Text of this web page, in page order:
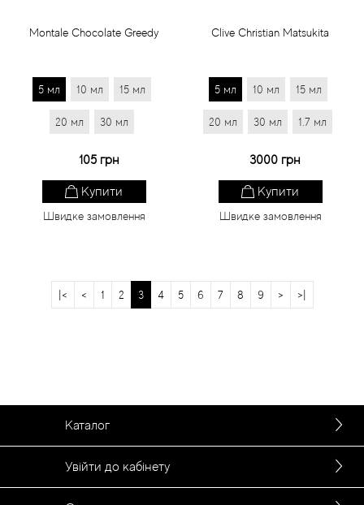
Montale Chocolate Greedy
5 мл 10 мл 15 мл
20 мл 30 мл
105 грн
Купити
Швидке замовлення
Clive Christian Matsukita
5 мл 10 мл 15 мл
20 мл 30 мл 1.7 мл
3000 грн
Купити
Швидке замовлення
|< < 1 2 3 4 5 6 7 8 9 > >|
Каталог
Увійти до кабінету